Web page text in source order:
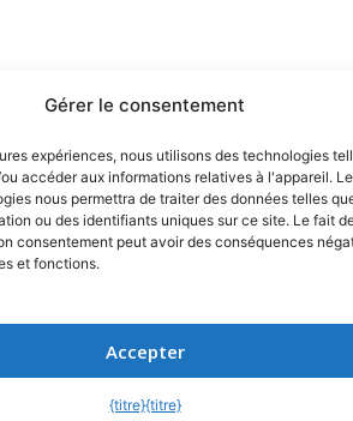
Gérer le consentement
expériences, nous utilisons des technologies
accéder aux informations relatives à l'appareil.
nous permettra de traiter des données telles
ou des identifiants uniques sur ce site. Le fait
consentement peut avoir des conséquences
et fonctions.
Accepter
{titre}{titre}